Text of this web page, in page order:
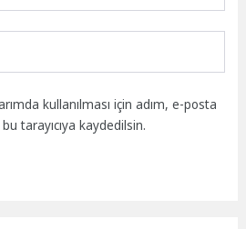
kullanılması için adım, e-posta
tarayıcıya kaydedilsin.